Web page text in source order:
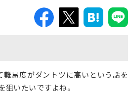
易度がダントツに高いという話を
いたいですよね。